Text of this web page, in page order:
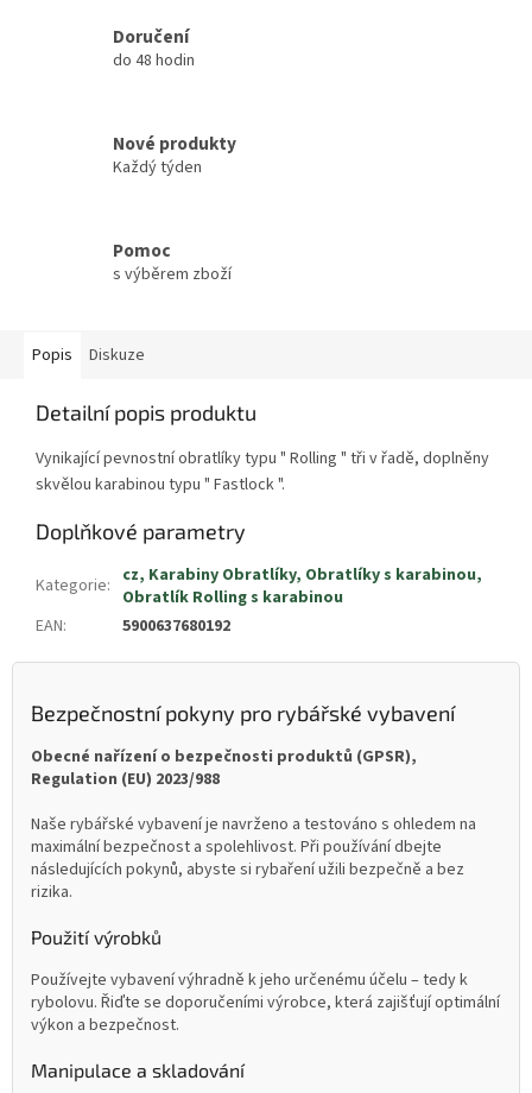
Doručení
do 48 hodin
Nové produkty
Každý týden
Pomoc
s výběrem zboží
Popis Diskuze
Detailní popis produktu
Vynikající pevnostní obratlíky typu " Rolling " tři v řadě, doplněny
skvělou karabinou typu " Fastlock ".
Doplňkové parametry
Kategorie: cz, Karabiny Obratlíky, Obratlíky s karabinou,
Obratlík Rolling s karabinou
EAN: 5900637680192
Bezpečnostní pokyny pro rybářské vybavení
Obecné nařízení o bezpečnosti produktů (GPSR),
Regulation (EU) 2023/988
Naše rybářské vybavení je navrženo a testováno s ohledem na
maximální bezpečnost a spolehlivost. Při používání dbejte
následujících pokynů, abyste si rybaření užili bezpečně a bez
rizika.
Použití výrobků
Používejte vybavení výhradně k jeho určenému účelu – tedy k
rybolovu. Řiďte se doporučeními výrobce, která zajišťují optimální
výkon a bezpečnost.
Manipulace a skladování